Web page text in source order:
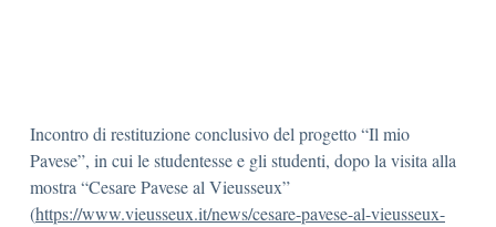
Incontro di restituzione conclusivo del progetto “Il mio
Pavese”, in cui le studentesse e gli studenti, dopo la visita alla
mostra “Cesare Pavese al Vieusseux”
(https://www.vieusseux.it/news/cesare-pavese-al-vieusseux-